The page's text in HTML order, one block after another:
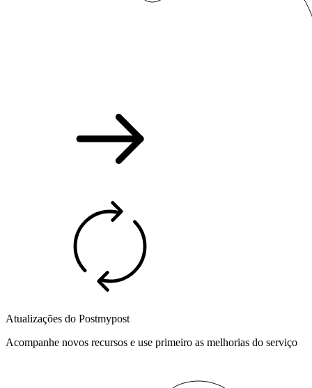
Atualizações do Postmypost
Acompanhe novos recursos e use primeiro as melhorias do serviço